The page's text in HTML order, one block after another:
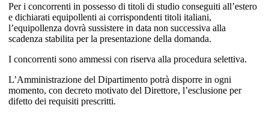
Per i concorrenti in possesso di titoli di studio conseguiti all’estero
e dichiarati equipollenti ai corrispondenti titoli italiani,
l’equipollenza dovrà sussistere in data non successiva alla
scadenza stabilita per la presentazione della domanda.
I concorrenti sono ammessi con riserva alla procedura selettiva.
L’Amministrazione del Dipartimento potrà disporre in ogni
momento, con decreto motivato del Direttore, l’esclusione per
difetto dei requisiti prescritti.